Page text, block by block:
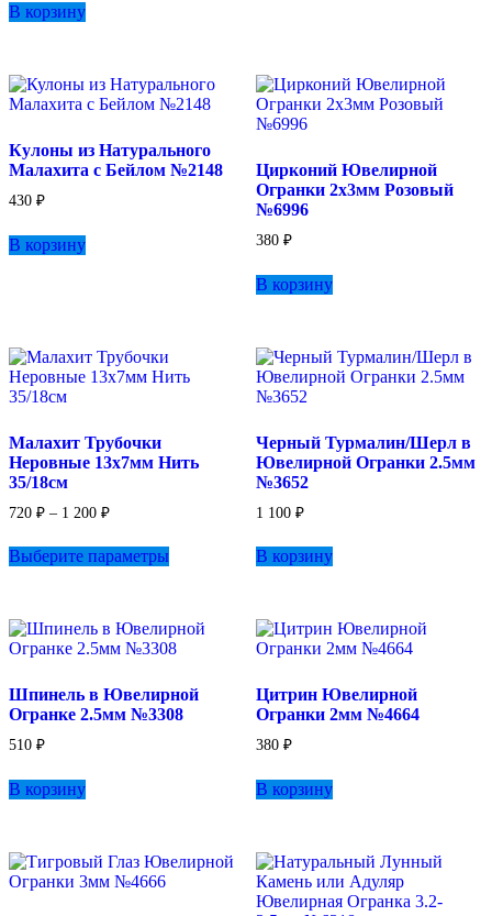
В корзину
Кулоны из Натурального
Малахита с Бейлом №2148
430 ₽
В корзину
Цирконий Ювелирной
Огранки 2х3мм Розовый
№6996
380 ₽
В корзину
Малахит Трубочки
Неровные 13х7мм Нить
35/18см
720 ₽ – 1 200 ₽Диапазон
720 ₽
–
Выберите параметры
Опции
можно
на
странице
Черный Турмалин/Шерл в
Ювелирной Огранки 2.5мм
№3652
1 100 ₽
В корзину
Шпинель в Ювелирной
Огранке 2.5мм №3308
510 ₽
В корзину
Цитрин Ювелирной
Огранки 2мм №4664
380 ₽
В корзину